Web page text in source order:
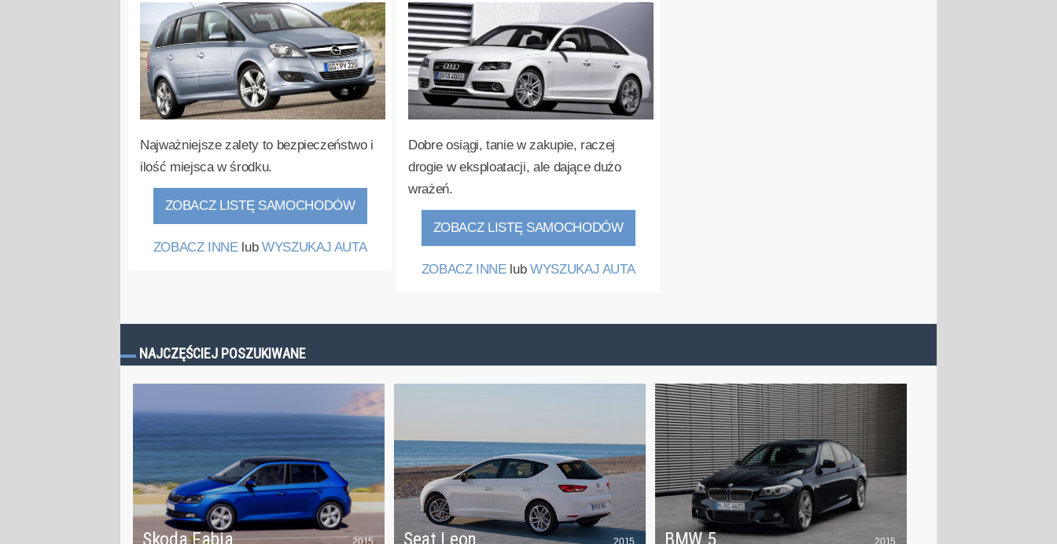
Najważniejsze zalety to bezpieczeństwo i
ilość miejsca w środku.
ZOBACZ LISTĘ SAMOCHODÓW
ZOBACZ INNElub WYSZUKAJ AUTA
Dobre osiągi, tanie w zakupie, raczej
drogie w eksploatacji, ale dające dużo
wrażeń.
ZOBACZ LISTĘ SAMOCHODÓW
ZOBACZ INNElub WYSZUKAJ AUTA
NAJCZĘŚCIEJ POSZUKIWANE
Skoda Fabia 2015 Seat Leon 2015 BMW 5 2015